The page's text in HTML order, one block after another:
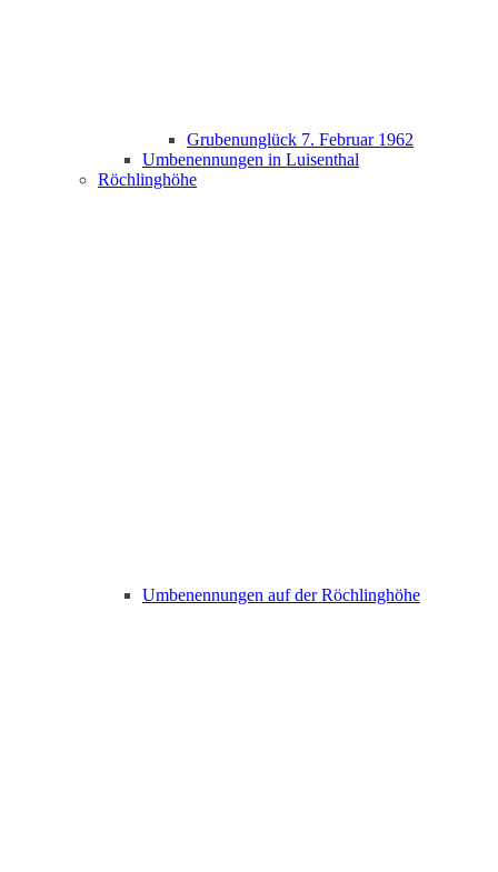
Grubenunglück 7. Februar 1962
Umbenennungen in Luisenthal
Röchlinghöhe
Umbenennungen auf der Röchlinghöhe